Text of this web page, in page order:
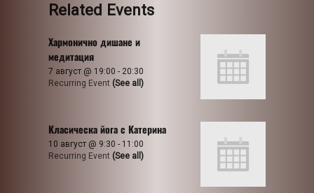
Related Events
Хармонично дишане и
медитация
7 август @ 19:00 - 20:30
Recurring Event (See all)
Класическа йога с Катерина
10 август @ 9:30 - 11:00
Recurring Event (See all)